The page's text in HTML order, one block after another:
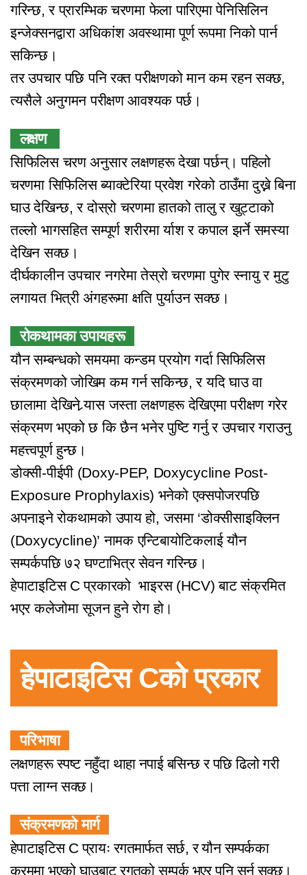
गरिन्छ, र प्रारम्भिक चरणमा फेला पारिएमा पेनिसिलिन
इन्जेक्सनद्वारा अधिकांश अवस्थामा पूर्ण रूपमा निको पार्न
सकिन्छ।
तर उपचार पछि पनि रक्त परीक्षणको मान कम रहन सक्छ,
त्यसैले अनुगमन परीक्षण आवश्यक पर्छ।
लक्षण
सिफिलिस चरण अनुसार लक्षणहरू देखा पर्छन्। पहिलो
चरणमा सिफिलिस ब्याक्टेरिया प्रवेश गरेको ठाउँमा दुख्ने बिना
घाउ देखिन्छ, र दोस्रो चरणमा हातको तालु र खुट्टाको
तल्लो भागसहित सम्पूर्ण शरीरमा र्याश र कपाल झर्ने समस्या
देखिन सक्छ।
दीर्घकालीन उपचार नगरेमा तेस्रो चरणमा पुगेर स्नायु र मुटु
लगायत भित्री अंगहरूमा क्षति पुर्याउन सक्छ।
रोकथामका उपायहरू
यौन सम्बन्धको समयमा कन्डम प्रयोग गर्दा सिफिलिस
संक्रमणको जोखिम कम गर्न सकिन्छ, र यदि घाउ वा
छालामा देखिने र्‍यास जस्ता लक्षणहरू देखिएमा परीक्षण गरेर
संक्रमण भएको छ कि छैन भनेर पुष्टि गर्नु र उपचार गराउनु
महत्त्वपूर्ण हुन्छ।
डोक्सी-पीईपी (Doxy-PEP, Doxycycline Post-
Exposure Prophylaxis) भनेको एक्सपोजरपछि
अपनाइने रोकथामको उपाय हो, जसमा ‘डोक्सीसाइक्लिन
(Doxycycline)’ नामक एन्टिबायोटिकलाई यौन
सम्पर्कपछि ७२ घण्टाभित्र सेवन गरिन्छ।
हेपाटाइटिस C प्रकारको भाइरस (HCV) बाट संक्रमित
भएर कलेजोमा सूजन हुने रोग हो।
हेपाटाइटिस Cको प्रकार
परिभाषा
लक्षणहरू स्पष्ट नहुँदा थाहा नपाई बसिन्छ र पछि ढिलो गरी
पत्ता लाग्न सक्छ।
संक्रमणको मार्ग
हेपाटाइटिस C प्रायः रगतमार्फत सर्छ, र यौन सम्पर्कका
क्रममा भएको घाउबाट रगतको सम्पर्क भएर पनि सर्न सक्छ।